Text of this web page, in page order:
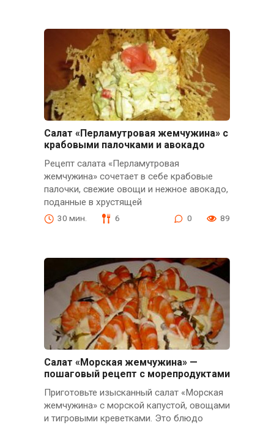
Салат «Перламутровая жемчужина» с
крабовыми палочками и авокадо
Рецепт салата «Перламутровая
жемчужина» сочетает в себе крабовые
палочки, свежие овощи и нежное авокадо,
поданные в хрустящей
30 мин. 6 0 89
Салат «Морская жемчужина» —
пошаговый рецепт с морепродуктами
Приготовьте изысканный салат «Морская
жемчужина» с морской капустой, овощами
и тигровыми креветками. Это блюдо